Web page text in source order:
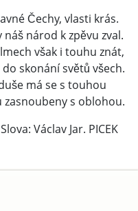
Čechy, vlasti krás.
národ k zpěvu zval.
však i touhu znát,
skonání světů všech.
má se s touhou
zasnoubeny s oblohou.
Václav Jar. PICEK